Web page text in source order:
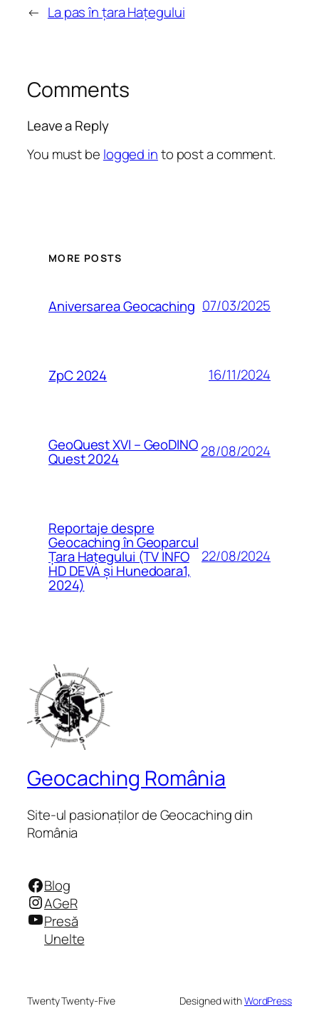
← La pas în țara Hațegului
Comments
Leave a Reply
You must be logged into post a comment.
MORE POSTS
Aniversarea Geocaching 07/03/2025
ZpC 2024 16/11/2024
GeoQuest XVI – GeoDINO
Quest 2024 28/08/2024
Reportaje despre
Geocaching în Geoparcul
Țara Hațegului (TV INFO
HD DEVA și Hunedoara1,
2024)
22/08/2024
Geocaching România
Site-ul pasionaților de Geocaching din
România
Facebook
Instagram
YouTube
Blog
AGeR
Presă
Unelte
Twenty Twenty-Five Designed withWordPress